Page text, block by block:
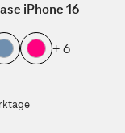
iPhone 16
+ 6